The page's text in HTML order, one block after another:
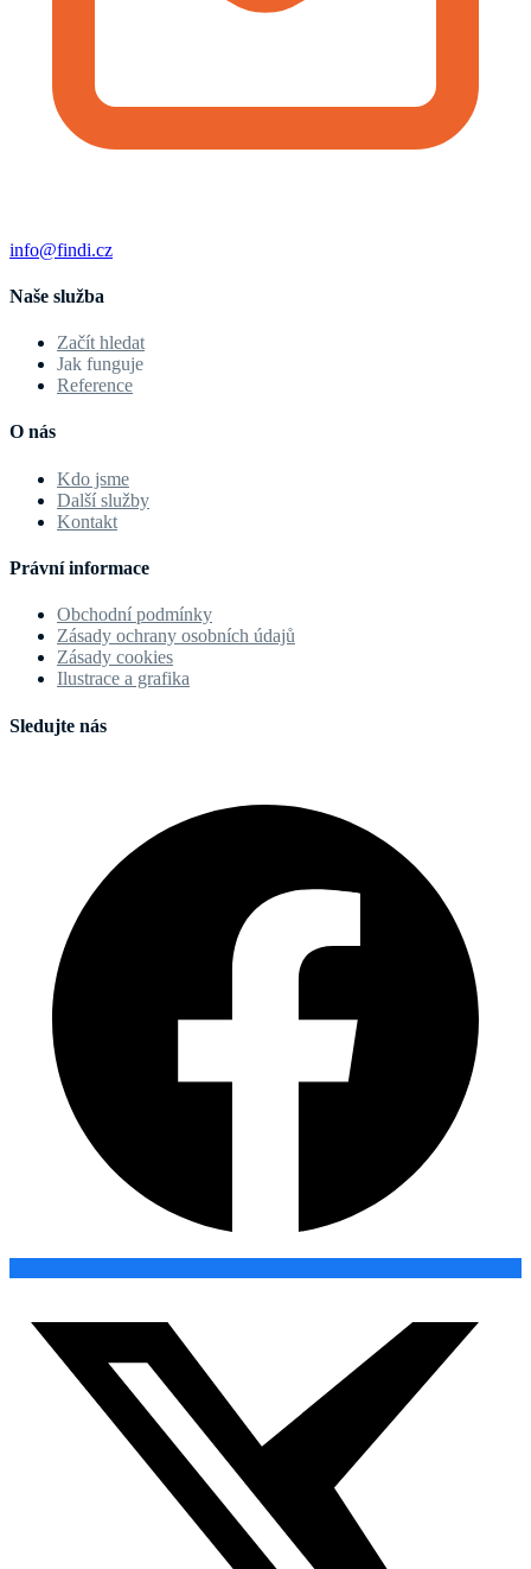
info@findi.cz
Naše služba
Začít hledat
Jak funguje
Reference
O nás
Kdo jsme
Další služby
Kontakt
Právní informace
Obchodní podmínky
Zásady ochrany osobních údajů
Zásady cookies
Ilustrace a grafika
Sledujte nás